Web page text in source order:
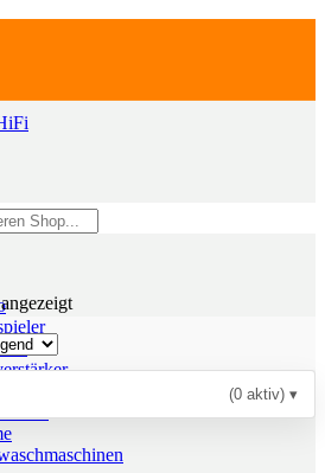
Nach
absteigend
(0 aktiv) ▾